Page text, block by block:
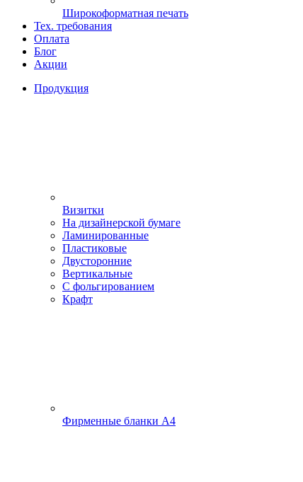
Широкоформатная печать
Тех. требования
Оплата
Блог
Акции
Продукция
Визитки
На дизайнерской бумаге
Ламинированные
Пластиковые
Двусторонние
Вертикальные
С фольгированием
Крафт
Фирменные бланки А4